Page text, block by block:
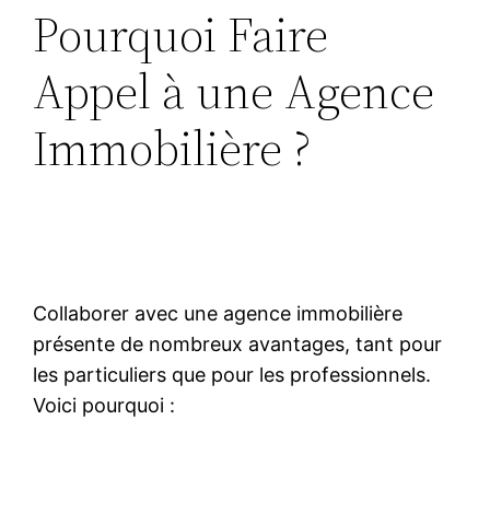
Pourquoi Faire
Appel à une Agence
Immobilière ?
Collaborer avec une agence immobilière
présente de nombreux avantages, tant pour
les particuliers que pour les professionnels.
Voici pourquoi :